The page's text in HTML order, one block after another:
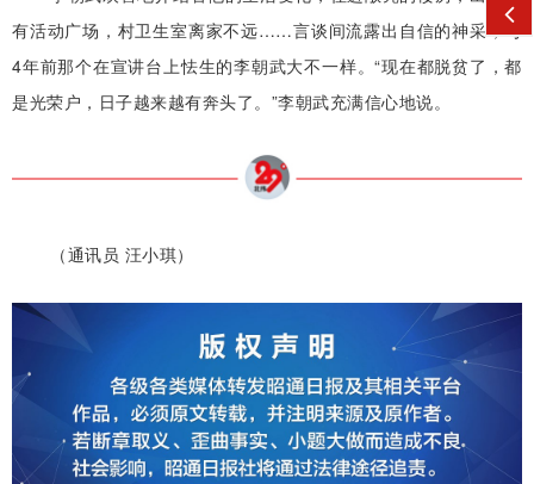
有活动广场，村卫生室离家不远……言谈间流露出自信的神采，与
4年前那个在宣讲台上怯生的李朝武大不一样。“现在都脱贫了，都
是光荣户，日子越来越有奔头了。”李朝武充满信心地说。
（通讯员 汪小琪）